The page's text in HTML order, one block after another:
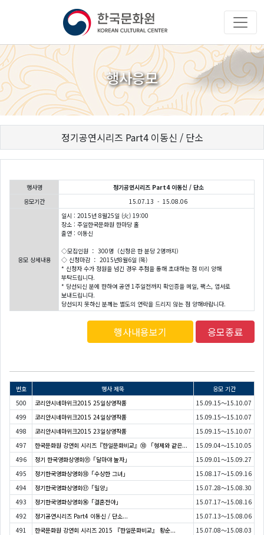
행사응모
정기공연시리즈 Part4 이동신 / 단소
행사명
정기공연시리즈 Part4 이동신 / 단소
응모기간
15.07.13 - 15.08.06
응모 상세내용
일시 : 2015년 8월25일 (火) 19:00
장소 : 주일한국문화원 한마당 홀
출연 : 이동신
◇모집인원 ： 300명（신청은 한 분당 2명까지）
◇ 신청마감 ： 2015년8월6일 (목)
* 신청자 수가 정원을 넘긴 경우 추첨을 통해 초대하는 점 미리 양해
부탁드립니다.
* 당선되신 분에 한하여 공연 1주일전까지 확인증을 메일, 팩스, 엽서로
보내드립니다.
당선되지 못하신 분께는 별도의 연락을 드리지 않는 점 양해바랍니다.
행사내용보기 응모종료
번호 행사 제목
응모 기간
500
코리안시네마위크2015 25일상영작품
15.09.15～15.10.07
499
코리안시네마위크2015 24일상영작품
15.09.15～15.10.07
498
코리안시네마위크2015 23일상영작품
15.09.15～15.10.07
497
한국문화원 강연회 시리즈『한일문화비교』⑩ 「형제와 같은...
15.09.04～15.10.05
496
정기 한국영화상영회⑲「달마야 놀자」
15.09.01～15.09.27
495
정기한국영화상영회⑱「수상한 그녀」
15.08.17～15.09.16
494
정기한국영화상영회⑰「밀양」
15.07.28～15.08.30
493
정기한국영화상영회⑯「결혼전야」
15.07.17～15.08.16
492
정기공연시리즈 Part4 이동신 / 단소...
15.07.13～15.08.06
491
한국문화원 강연회 시리즈 2015 『한일문화비교』 황순...
15.07.08～15.08.03